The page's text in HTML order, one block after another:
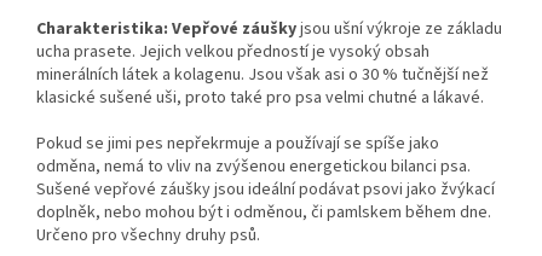
Charakteristika: Vepřové záuškyjsou ušní výkroje ze základu
ucha prasete. Jejich velkou předností je vysoký obsah
minerálních látek a kolagenu. Jsou však asi o 30 % tučnější než
klasické sušené uši, proto také pro psa velmi chutné a lákavé.
Pokud se jimi pes nepřekrmuje a používají se spíše jako
odměna, nemá to vliv na zvýšenou energetickou bilanci psa.
Sušené vepřové záušky jsou ideální podávat psovi jako žvýkací
doplněk, nebo mohou být i odměnou, či pamlskem během dne.
Určeno pro všechny druhy psů.